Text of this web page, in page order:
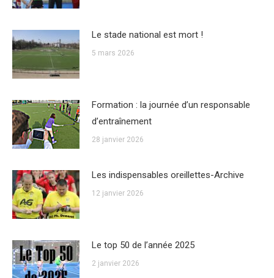
Le stade national est mort !
5 mars 2026
Formation : la journée d’un responsable
d’entraînement
28 janvier 2026
Les indispensables oreillettes-Archive
12 janvier 2026
Le top 50 de l’année 2025
2 janvier 2026